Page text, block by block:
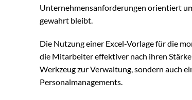
Unternehmensanforderungen orientiert
gewahrt bleibt.
Die Nutzung einer Excel-Vorlage für die
die Mitarbeiter effektiver nach ihren
Werkzeug zur Verwaltung, sondern auch
Personalmanagements.